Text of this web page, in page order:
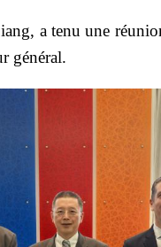
a tenu une
général.